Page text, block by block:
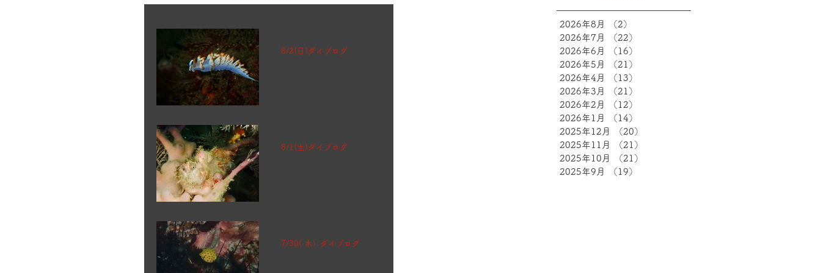
8/2(日)ダイブログ
8/1(土)ダイブログ
7/30( 木）ダイブログ
2026年8月 （2）
2026年7月
（22）
2026年6月
（16）
2026年5月
（21）
2026年4月
（13）
2026年3月
（21）
2026年2月
（12）
2026年1月
（14）
2025年12月
（20）
2025年11月
（21）
2025年10月
（21）
2025年9月
（19）